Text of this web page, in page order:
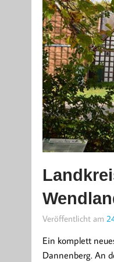
Veröffentlicht am
Ein komplett
Dannenberg. An